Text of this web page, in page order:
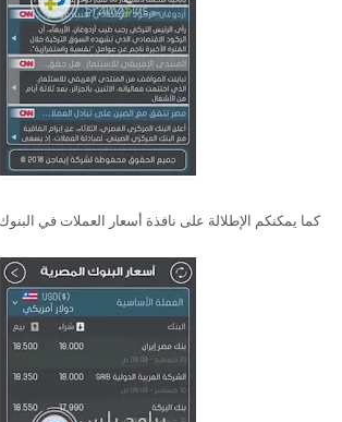
كما يمكنكم الإطلالة على نافذة أسعار العملات في